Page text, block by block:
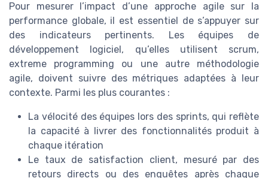
Pour mesurer l’impact d’une approche agile sur la
performance globale, il est essentiel de s’appuyer sur
des indicateurs pertinents. Les équipes de
développement logiciel, qu’elles utilisent scrum,
extreme programming ou une autre méthodologie
agile, doivent suivre des métriques adaptées à leur
contexte. Parmi les plus courantes :
La vélocité des équipes lors des sprints, qui reflète
la capacité à livrer des fonctionnalités produit à
chaque itération
Le taux de satisfaction client, mesuré par des
retours directs ou des enquêtes après chaque